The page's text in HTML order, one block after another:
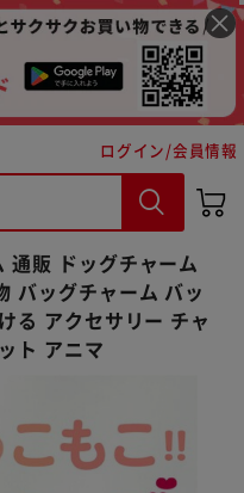
ログイン/会員情報
通販 ドッグチャーム
バッグチャーム バッ
る アクセサリー チャ
ト アニマ
購入手続きへ